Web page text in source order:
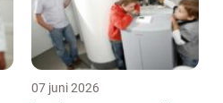
07 juni 2026